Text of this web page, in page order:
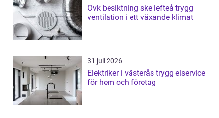
Ovk besiktning skellefteå trygg
ventilation i ett växande klimat
31 juli 2026
Elektriker i västerås trygg elservice
för hem och företag